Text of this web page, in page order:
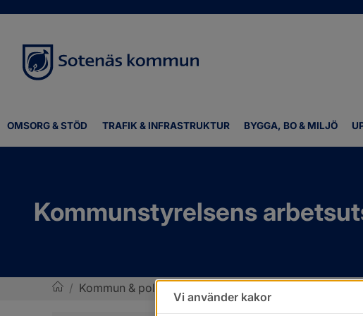
OMSORG & STÖD TRAFIK & INFRASTRUKTUR BYGGA, BO & MILJÖ
Kommunstyrelsens
/ Kommun & politik
Vi använder kakor